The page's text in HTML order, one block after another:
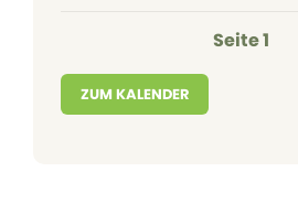
Seite 1
ZUM KALENDER